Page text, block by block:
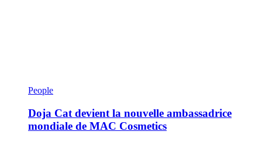
People
Doja Cat devient la nouvelle ambassadrice
mondiale de MAC Cosmetics